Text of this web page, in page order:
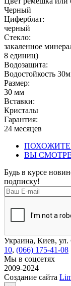
Черный
Циферблат:
черный
Стекло:
закаленное
8 единиц)
Водозащита:
Водостойкость
Размер:
30 мм
Вставки:
Кристалы
Гарантия:
24 месяцев
ВЫ
Будь в курсе
подписку!
Украина, Киев,
10, (066) 175-41-08
Мы в соцсетях
2009-2024
Создание сайта